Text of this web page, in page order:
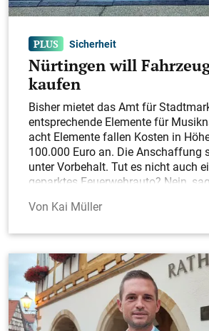
Sicherheit
Nürtingen will
kaufen
Bisher mietet das Amt für
entsprechende Elemente für
acht Elemente fallen Kosten in
100.000 Euro an. Die Anschaffung
unter Vorbehalt. Tut es nicht auch
geparktes Feuerwehrauto? Nein,
Kai Müller